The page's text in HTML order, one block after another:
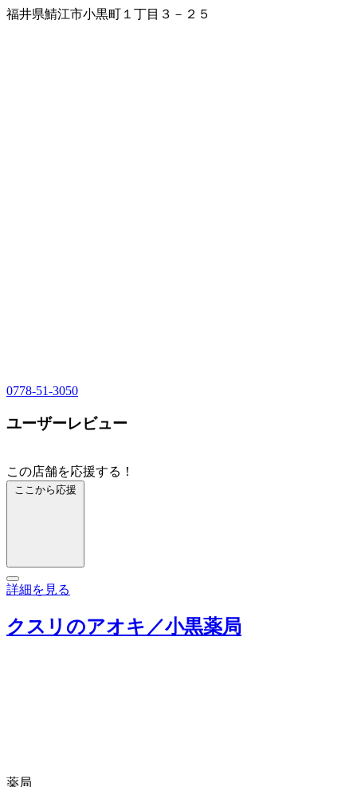
福井県鯖江市小黒町１丁目３－２５
0778-51-3050
ユーザーレビュー
この店舗を応援する！
ここから応援
詳細を見る
クスリのアオキ／小黒薬局
薬局